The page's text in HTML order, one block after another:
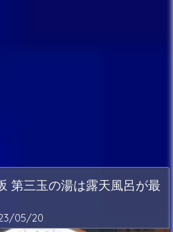
第三玉の湯は露天風呂が最
05/20